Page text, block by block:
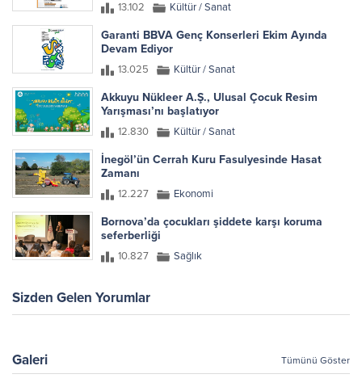
13.102 Kültür / Sanat
Garanti BBVA Genç Konserleri Ekim Ayında
Devam Ediyor
13.025 Kültür / Sanat
Akkuyu Nükleer A.Ş., Ulusal Çocuk Resim
Yarışması’nı başlatıyor
12.830 Kültür / Sanat
İnegöl’ün Cerrah Kuru Fasulyesinde Hasat
Zamanı
12.227 Ekonomi
Bornova’da çocukları şiddete karşı koruma
seferberliği
10.827 Sağlık
Sizden Gelen Yorumlar
Galeri Tümünü Göster